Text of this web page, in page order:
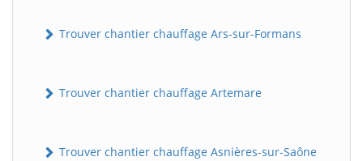
Trouver chantier chauffage Ars-sur-Formans
Trouver chantier chauffage Artemare
Trouver chantier chauffage Asnières-sur-Saône